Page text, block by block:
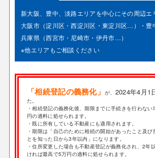
新大阪、豊中、淡路エリアを中心にその周辺エ
大阪市（淀川区・西淀川区・東淀川区…）・
兵庫県（西宮市・尼崎市・伊丹市…）
※他エリアもご相談ください
「相続登記の義務化」が、 2024年4月1
た。
・相続登記の義務化後、期限までに手続きを行わな
円の過料に処せられます。
・既に所有している不動産にも適用されます。
・期限は「自己のために相続の開始があったこと及び
とを知った日から3年以内」になります。
・住所変更した場合も不動産登記が義務化され、2年
ければ最高で5万円の過料に処せられます。